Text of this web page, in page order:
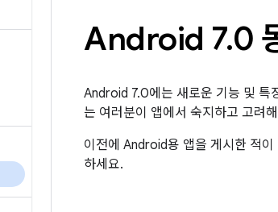
Android 7.0
Android 7.0에는 새로운 기능 및 특
는 여러분이 앱에서 숙지하고 고려
이전에 Android용 앱을 게시한 적
하세요.